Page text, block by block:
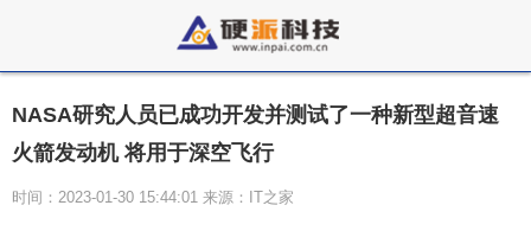
NASA研究人员已成功开发并测试了一种新型超音速
火箭发动机 将用于深空飞行
时间：2023-01-30 15:44:01 来源：IT之家